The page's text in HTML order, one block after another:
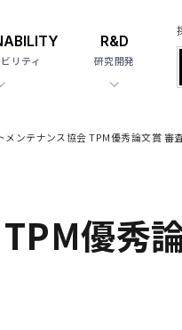
リティ
R&D
研究開発
優秀
メンテナンス協会 TPM優秀論文賞 審